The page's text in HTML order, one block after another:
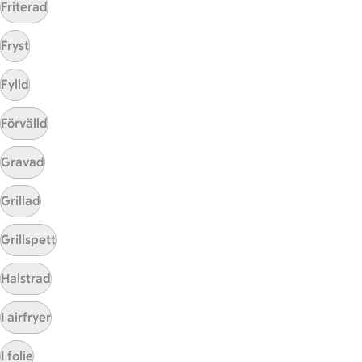
Sidfot
Friterad
Fryst
Fylld
Förvälld
Gravad
Grillad
Grillspett
Halstrad
I airfryer
I folie